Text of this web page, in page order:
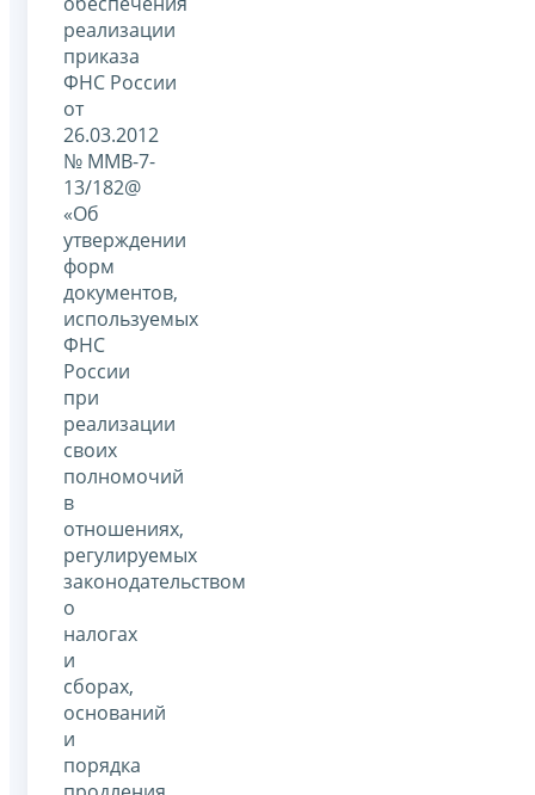
реализации
приказа
ФНС России
от
26.03.2012
№ ММВ-7-
13/182@
«Об
утверждении
форм
документов,
используемых
ФНС
России
при
реализации
своих
полномочий
в
отношениях,
регулируемых
законодательством
о
налогах
и
сборах,
оснований
и
порядка